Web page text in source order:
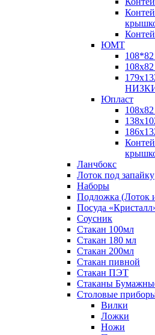
ЮМТ
Юпласт
Ланчбокс
Лоток под запайку
Наборы
Подложка (Лоток
Посуда
Соусник
Стакан 100мл
Стакан 180 мл
Стакан 200мл
Стакан пивной
Стакан ПЭТ
Стаканы
Столовые
Вилки
Ложки
Ножи